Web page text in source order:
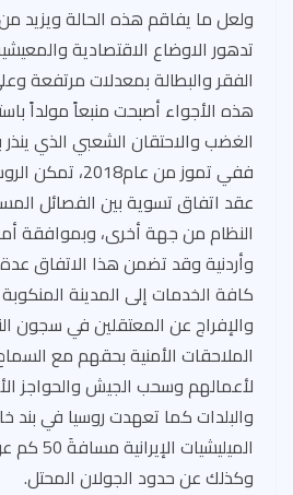
ولعل ما يفاقم هذه الحالة ويزيد
تدهور الاوضاع الاقتصادية
الفقر والبطالة بمعدلات مرتفعة
هذه الأجواء أصبحت منبعاً مولداً
الغضب والاحتقان الشعبي الذي
ففي تموز من
عقد اتفاق تسوية بين الفصائل
النظام من جهة أخرى، وبموافقة
وأردنية وقد تضمن هذا الاتفاق
كافة الخدمات إلى المدينة
والإفراج عن المعتقلين في سجون
الملاحقات الأمنية بحقهم مع
لأعمالهم وسحب الجيش والحواجز
والبلدات كما تعهدت روسيا في بند
وكذلك عن حدود الجولان المحتل.